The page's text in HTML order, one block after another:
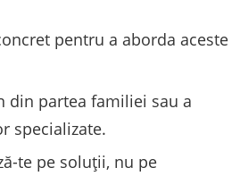
pentru a aborda aceste
din partea familiei sau a
specializate.
te pe soluții, nu pe